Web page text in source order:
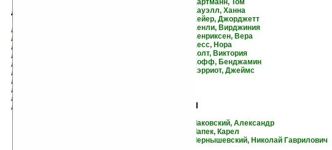
Л
Ларина, Арина
Ларни, Мартти
Леблан, Морис
Левандовский, Анатолий
Ли, Харпер
Липатов, Виль
Литтон, Джози
Логинов, Святослав
Лоуренс, Дэвид Герберт
Лутс, Оскар
Хартманн, Том
Хауэлл, Ханна
Хейер, Джорджетт
Хенли, Вирджиния
Хенриксен, Вера
Хесс, Нора
Холт, Виктория
Хофф, Бенджамин
Хэрриот, Джеймс
Ч
Чаковский, Александр
Чапек, Карел
Чернышевский, Николай Гаврилович